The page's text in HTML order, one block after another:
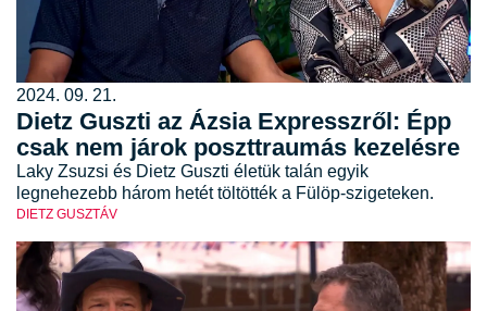
2024. 09. 21.
Dietz Guszti az Ázsia Expresszről: Épp
csak nem járok poszttraumás kezelésre
Laky Zsuzsi és Dietz Guszti életük talán egyik
legnehezebb három hetét töltötték a Fülöp-szigeteken.
DIETZ GUSZTÁV